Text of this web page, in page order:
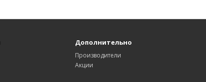
Дополнительно
Производители
Акции